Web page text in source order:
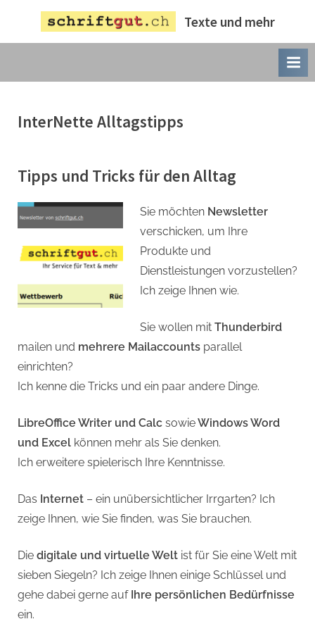
Texte und mehr
InterNette Alltagstipps
Tipps und Tricks für den Alltag
Sie möchten Newsletter
verschicken, um Ihre
Produkte und
Dienstleistungen vorzustellen?
Ich zeige Ihnen wie.
Sie wollen mit Thunderbird
mailen und mehrere Mailaccounts parallel
einrichten?
Ich kenne die Tricks und ein paar andere Dinge.
LibreOffice Writer und Calc sowieWindows Word
und Excel können mehr als Sie denken.
Ich erweitere spielerisch Ihre Kenntnisse.
Das Internet – ein unübersichtlicher Irrgarten? Ich
zeige Ihnen, wie Sie finden, was Sie brauchen.
Die digitale und virtuelle Welt ist für Sie eine Welt mit
sieben Siegeln? Ich zeige Ihnen einige Schlüssel und
gehe dabei gerne auf Ihre persönlichen Bedürfnisse
ein.